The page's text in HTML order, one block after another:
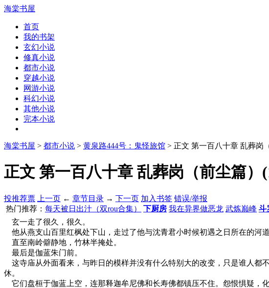
海棠书屋
首页
我的书架
玄幻小说
修真小说
都市小说
穿越小说
网游小说
科幻小说
其他小说
完本小说
海棠书屋 > 都市小说 > 黄泉路444号：鬼怪旅馆 > 正文 第一百八十章 乱葬岗
正文 第一百八十章 乱葬岗（前尘篇）
投推荐票 上一页 ← 章节目录 → 下一页 加入书签 错误/举报
热门推荐： 每天被日出汁（双rou合集） 下厨房 我在异界做恶龙 武炼巅峰 斗
玄一走了很久，很久。
他从燕支山百里红枫处下山，走过了他与沈青君小时候初遇之日所在的河
直至南岭僻静地，竹林半掩处。
最后是伽蓝朱门前。
这寺庙从外面看来，与昨日的模样并没有什么特别大的改变，只是谁人都
休。
它们盘桓于伽蓝上空，连那释迦牟尼佛和长寿佛都镇压不住。怨恨惧疑，